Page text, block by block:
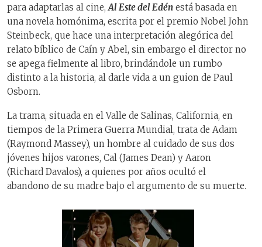
para adaptarlas al cine,Al Este del Edén está basada en
una novela homónima, escrita por el premio Nobel John
Steinbeck, que hace una interpretación alegórica del
relato bíblico de Caín y Abel, sin embargo el director no
se apega fielmente al libro, brindándole un rumbo
distinto a la historia, al darle vida a un guion de Paul
Osborn.
La trama, situada en el Valle de Salinas, California, en
tiempos de la Primera Guerra Mundial, trata de Adam
(Raymond Massey), un hombre al cuidado de sus dos
jóvenes hijos varones, Cal (James Dean) y Aaron
(Richard Davalos), a quienes por años ocultó el
abandono de su madre bajo el argumento de su muerte.